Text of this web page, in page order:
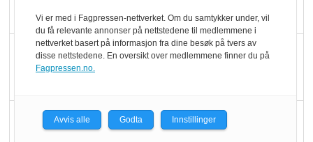
Færre varer, men fulle
KI lager mat i butikken
Vi er med i Fagpressen-nettverket. Om du samtykker under, vil
du få relevante annonser på nettstedene til medlemmene i
nettverket basert på informasjon fra dine besøk på tvers av
disse nettstedene. En oversikt over medlemmene finner du på
Fagpressen.no.
Avvis alle Godta Innstillinger